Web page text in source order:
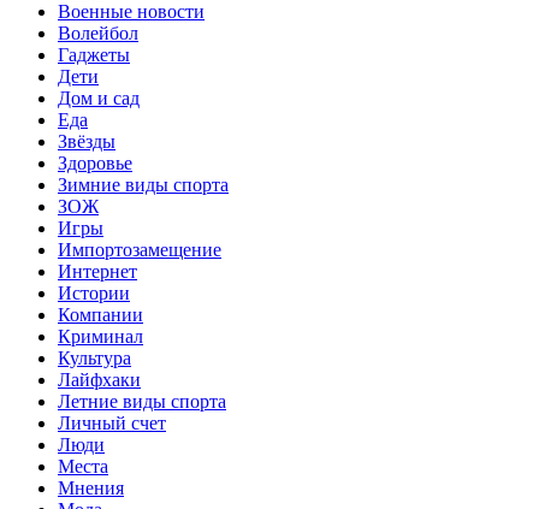
Военные новости
Волейбол
Гаджеты
Дети
Дом и сад
Еда
Звёзды
Здоровье
Зимние виды спорта
ЗОЖ
Игры
Импортозамещение
Интернет
Истории
Компании
Криминал
Культура
Лайфхаки
Летние виды спорта
Личный счет
Люди
Места
Мнения